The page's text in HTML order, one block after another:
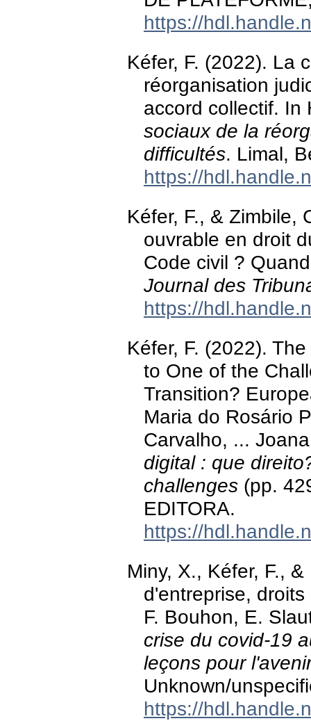
https://
Kéfer, F. (2022). La
réorganisation
accord collectif.
sociaux de la
difficultés. Limal,
https://
Kéfer, F., & Zimbile,
ouvrable en droit
Code civil ?
Journal des
https://
Kéfer, F. (2022).
to One of the
Transition?
Maria do Rosário
Carvalho, ...
digital : que
challenges (pp.
EDITORA.
https://
Miny, X., Kéfer, F.,
d'entreprise,
F. Bouhon, E.
crise du covid-19
leçons pour
Unknown/
https://